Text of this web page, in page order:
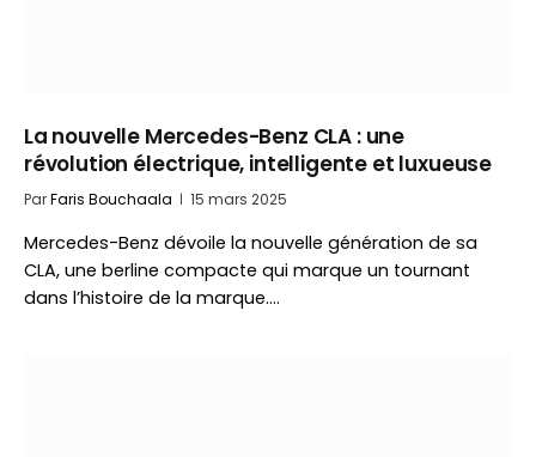
La nouvelle Mercedes-Benz CLA : une
révolution électrique, intelligente et luxueuse
ParFaris Bouchaala 15 mars 2025
Mercedes-Benz dévoile la nouvelle génération de sa
CLA, une berline compacte qui marque un tournant
dans l’histoire de la marque.…